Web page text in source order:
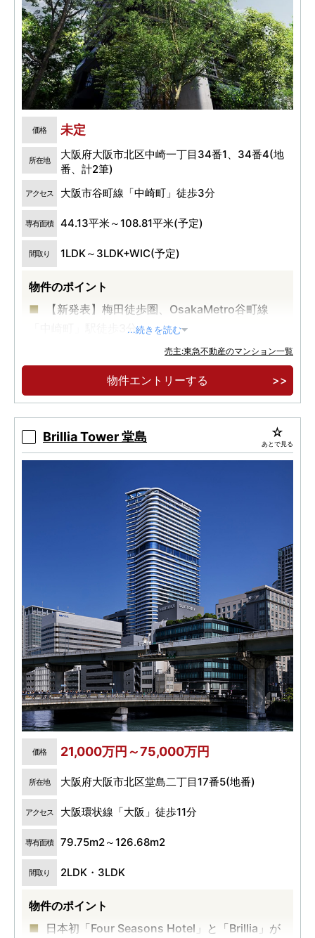
価格 未定
所在地
大阪府大阪市北区中崎一丁目34番1、34番4(地
番、計2筆)
アクセス 大阪市谷町線「中崎町」徒歩3分
専有面積 44.13平米～108.81平米(予定)
間取り 1LDK～3LDK+WIC(予定)
物件のポイント
【新発表】梅田徒歩圏、OsakaMetro谷町線
「中崎町」駅徒歩3分
扇町公園隣接、地上38階建・総256邸のタワー
レジデンス
...続きを読む
売主:東急不動産のマンション一覧
物件エントリーする
Brillia Tower 堂島 あとで見る
価格 21,000万円～75,000万円
所在地 大阪府大阪市北区堂島二丁目17番5(地番)
アクセス 大阪環状線「大阪」徒歩11分
専有面積 79.75m2～126.68m2
間取り 2LDK・3LDK
物件のポイント
日本初「Four Seasons Hotel」と「Brillia」が